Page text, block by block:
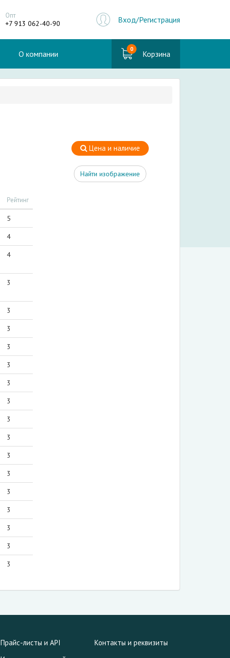
Опт
+7 913 062-40-90 Вход/Регистрация
О компании 0 Корзина
Рейтинг
5
4
4
3
3
3
3
3
3
3
3
3
3
3
3
3
3
3
3
Цена и наличие
Найти изображение
Прайс-листы и API
Контакты и реквизиты